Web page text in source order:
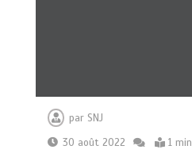
par SNJ
30 août 2022
1